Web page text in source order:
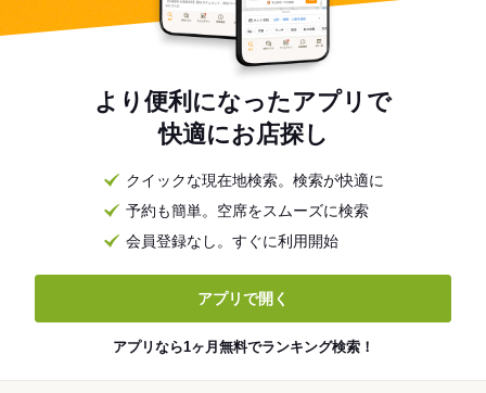
より便利になったアプリで
快適にお店探し
クイックな現在地検索。検索が快適に
予約も簡単。空席をスムーズに検索
会員登録なし。すぐに利用開始
アプリで開く
アプリなら1ヶ月無料でランキング検索！